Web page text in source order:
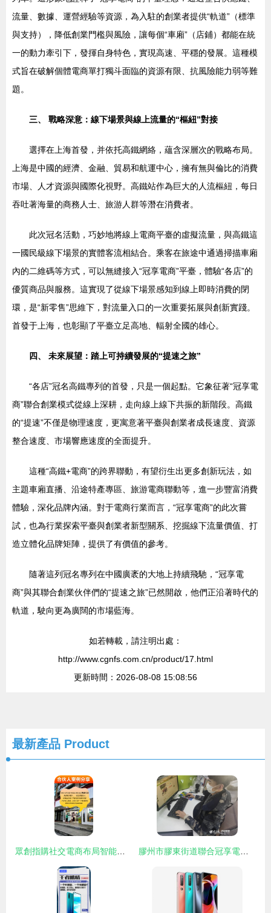
流量、數據、運營經驗等資源，為入駐的創業者提供“軌道”（標準
與支持），降低創業門檻與風險，讓每個“車廂”（店鋪）都能在統
一的動力牽引下，發揮自身特色，實現高速、平穩的發展。這種模
式旨在破解個體電商單打獨斗面臨的資源有限、抗風險能力弱等難
題。
三、 戰略深意：線下場景與線上流量的“樞紐”對接
選擇在上海首發，并依托高鐵網絡，蘊含深層次的戰略布局。
上海是中國的經濟、金融、貿易和航運中心，擁有無與倫比的消費
市場、人才資源與國際化視野。高鐵站作為巨大的人流樞紐，每日
吞吐著海量的商務人士、旅游人群等潛在消費者。
此次冠名活動，巧妙地將線上電商平臺的虛擬流量，與高鐵這
一國民級線下場景的實體客流相結合。乘客在旅途中通過掃描車廂
內的二維碼等方式，可以無縫接入“冠享電商”平臺，體驗“各店”的
優質商品與服務。這實現了從線下場景感知到線上即時消費的閉
環，是“新零售”思維下，對流量入口的一次重要拓展與創新實踐。
首發于上海，也彰顯了平臺立足高地、輻射全國的雄心。
四、 未來展望：踏上可持續發展的“提速之旅”
“各店”冠名高鐵專列的首發，只是一個起點。它象征著“冠享電
商”聯合創業模式從線上深耕，走向線上線下共振的新階段。高鐵
的“提速”不僅是物理速度，更寓意著平臺與創業者成長速度、資源
整合速度、市場響應速度的全面提升。
這種“高鐵+電商”的跨界聯動，有望衍生出更多創新玩法，如
主題車廂直播、沿途特產專區、旅游電商聯動等，進一步豐富消費
體驗，深化品牌內涵。對于電商行業而言，“冠享電商”的此次嘗
試，也為行業探索平臺與創業者新型關系、挖掘線下流量價值、打
造立體化品牌矩陣，提供了有價值的參考。
隨著這列冠名專列在中國廣袤的大地上持續飛馳，“冠享電
商”與其聯合創業伙伴們的“提速之旅”已然開啟，他們正沿著時代的
軌道，駛向更為廣闊的市場藍海。
如若轉載，請注明出處：
http://www.cgnfs.com.cn/product/17.html
更新時間：2026-08-08 15:08:56
最新產品 Product
眾創指購社交電商布局智能共享秤，讓全國人民共享股權紅利 膠州市膠東街道聯合冠享電商推出免費線上網商培訓，助力鄉村振興